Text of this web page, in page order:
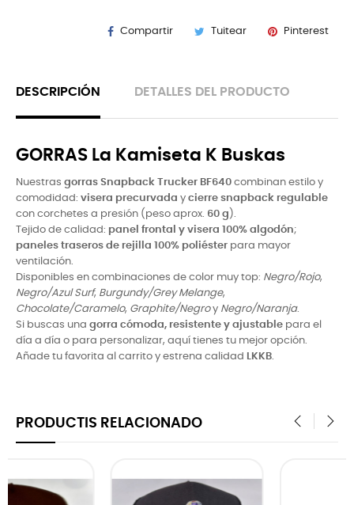
Compartir Tuitear Pinterest
DESCRIPCIÓN DETALLES DEL PRODUCTO
GORRAS La Kamiseta K Buskas
Nuestras gorras Snapback Trucker BF640 combinan estilo y
comodidad: visera precurvada y cierre snapback regulable
con corchetes a presión (peso aprox. 60 g ).
Tejido de calidad: panel frontal y visera 100% algodón;
paneles traseros de rejilla 100% poliéster para mayor
ventilación.
Disponibles en combinaciones de color muy top: Negro/Rojo,
Negro/Azul Surf, Burgundy/Grey Melange,
Chocolate/Caramelo, Graphite/Negroy Negro/Naranja.
Si buscas una gorra cómoda, resistente y ajustable para el
día a día o para personalizar, aquí tienes tu mejor opción.
Añade tu favorita al carrito y estrena calidad LKKB.
PRODUCTIS RELACIONADO